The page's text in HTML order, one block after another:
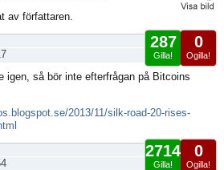
av författaren.
0
Ogilla!
287
Gilla!
igen, så bör inte efterfrågan på Bitcoins
2013/11/silk-road-20-rises-
0
Ogilla!
2714
Gilla!